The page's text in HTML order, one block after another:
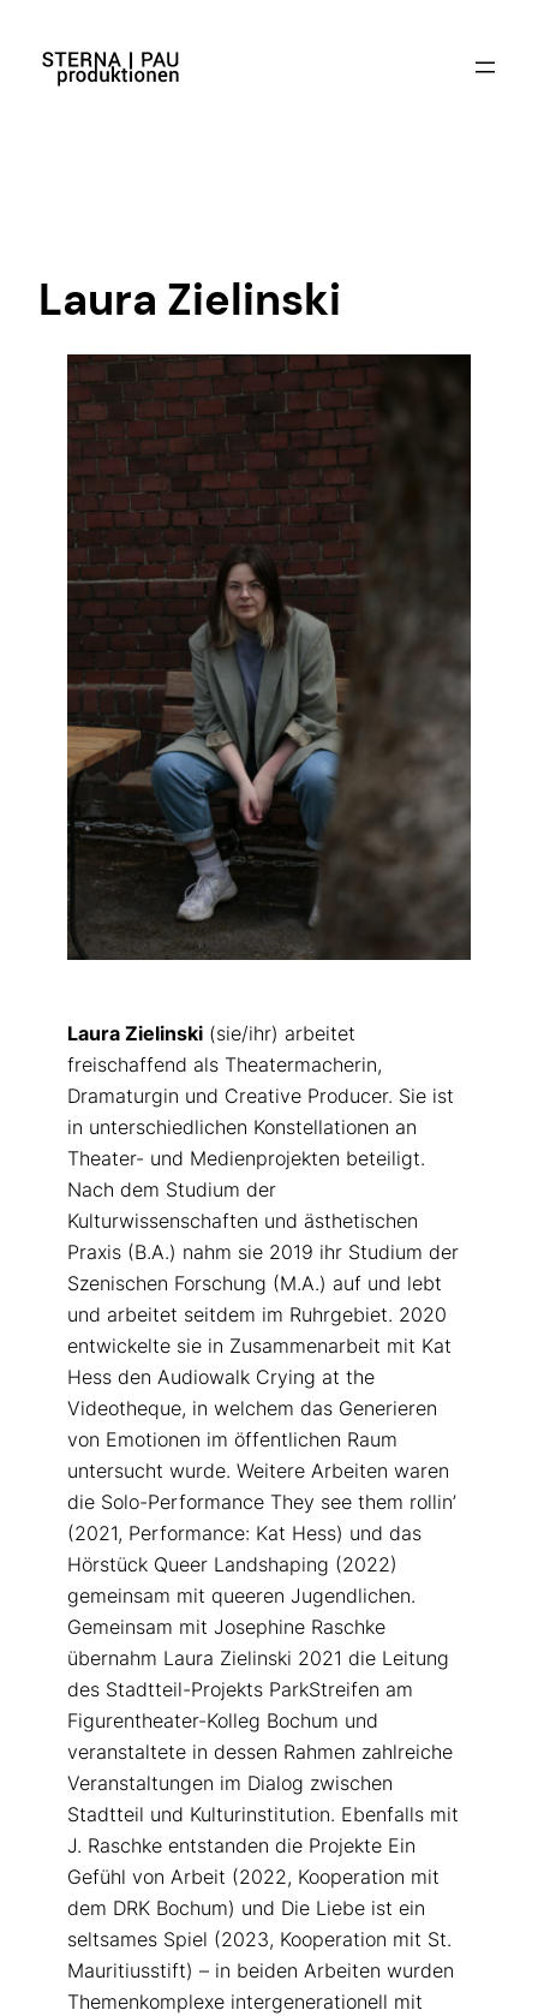
Laura Zielinski
Laura Zielinski (sie/ihr) arbeitet
freischaffend als Theatermacherin,
Dramaturgin und Creative Producer. Sie ist
in unterschiedlichen Konstellationen an
Theater- und Medienprojekten beteiligt.
Nach dem Studium der
Kulturwissenschaften und ästhetischen
Praxis (B.A.) nahm sie 2019 ihr Studium der
Szenischen Forschung (M.A.) auf und lebt
und arbeitet seitdem im Ruhrgebiet. 2020
entwickelte sie in Zusammenarbeit mit Kat
Hess den Audiowalk Crying at the
Videotheque, in welchem das Generieren
von Emotionen im öffentlichen Raum
untersucht wurde. Weitere Arbeiten waren
die Solo-Performance They see them rollin’
(2021, Performance: Kat Hess) und das
Hörstück Queer Landshaping (2022)
gemeinsam mit queeren Jugendlichen.
Gemeinsam mit Josephine Raschke
übernahm Laura Zielinski 2021 die Leitung
des Stadtteil-Projekts ParkStreifen am
Figurentheater-Kolleg Bochum und
veranstaltete in dessen Rahmen zahlreiche
Veranstaltungen im Dialog zwischen
Stadtteil und Kulturinstitution. Ebenfalls mit
J. Raschke entstanden die Projekte Ein
Gefühl von Arbeit (2022, Kooperation mit
dem DRK Bochum) und Die Liebe ist ein
seltsames Spiel (2023, Kooperation mit St.
Mauritiusstift) – in beiden Arbeiten wurden
Themenkomplexe intergenerationell mit